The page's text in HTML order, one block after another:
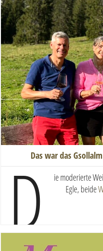
Das war das
D
ie moderierte
Egle, beide